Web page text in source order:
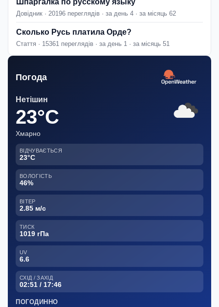
Довідник · 20196 переглядів · за день 4 · за місяць 62
Сколько Русь платила Орде?
Стаття · 15361 переглядів · за день 1 · за місяць 51
Погода
Нетішин
23°C
Хмарно
ВІДЧУВАЄТЬСЯ
23°C
ВОЛОГІСТЬ
46%
ВІТЕР
2.85 м/с
ТИСК
1019 гПа
UV
6.6
СХІД / ЗАХІД
02:51 / 17:46
ПОГОДИННО